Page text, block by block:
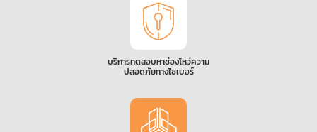
บริการทดสอบหาช่องโหว่ความ
ปลอดภัยทางไซเบอร์